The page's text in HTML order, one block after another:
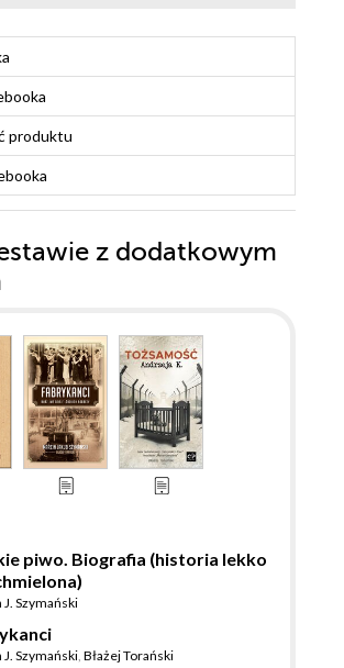
produktu
z dodatkowym
piwo. Biografia (historia lekko
Szymański
Szymański, Błażej Torański